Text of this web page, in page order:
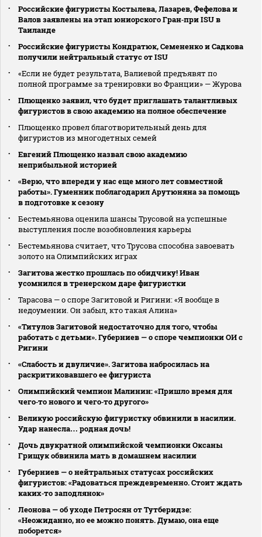
Российские фигуристы Костылева, Лазарев, Фефелова и
Валов заявлены на этап юниорского Гран‑при ISU в
Таиланде
Российские фигуристы Кондратюк, Семененко и Садкова
получили нейтральный статус от ISU
«Если не будет результата, Валиевой предъявят по
полной программе за тренировки во Франции» — Журова
Плющенко заявил, что будет приглашать талантливых
фигуристов в свою академию на полное обеспечение
Плющенко провел благотворительный день для
фигуристов из многодетных семей
Евгений Плющенко назвал свою академию
неприбыльной историей
«Верю, что впереди у нас еще много лет совместной
работы». Гуменник поблагодарил Арутюняна за помощь
в подготовке к сезону
Бестемьянова оценила шансы Трусовой на успешные
выступления после возобновления карьеры
Бестемьянова считает, что Трусова способна завоевать
золото на Олимпийских играх
Загитова жестко прошлась по обидчику! Иван
усомнился в тренерском даре фигуристки
Тарасова — о споре Загитовой и Ригини: «Я вообще в
недоумении. Он забыл, кто такая Алина»
«Титулов Загитовой недостаточно для того, чтобы
работать с детьми». Губерниев — о споре чемпионки ОИ с
Ригини
«Слабость и двуличие». Загитова набросилась на
раскритиковавшего ее фигуриста
Олимпийский чемпион Малинин: «Пришло время для
чего‑то нового и чего‑то другого»
Великую российскую фигуристку обвинили в насилии.
Удар нанесла… родная дочь!
Дочь двукратной олимпийской чемпионки Оксаны
Грищук обвинила мать в домашнем насилии
Губерниев — о нейтральных статусах российских
фигуристов: «Радоваться преждевременно. Стоит ждать
каких‑то заподлянок»
Леонова — об уходе Петросян от Тутберидзе:
«Неожиданно, но ее можно понять. Думаю, она еще
поборется»